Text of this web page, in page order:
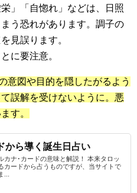
」「自惚れ」などは、日照
う恐れがあります。調子の
見誤ります。
に要注意。
意図や目的を隠したがるよう
誤解を受けないように。悪
す。
から導く誕生日占い
カナ･カードの意味と解説！ 本来タロッ
カードから占うものですが、当サイトで